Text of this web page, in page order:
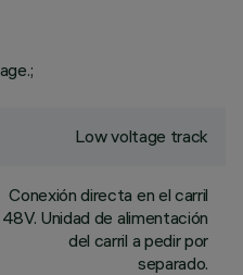
Low voltage track
Conexión directa en el carril
48V. Unidad de alimentación
del carril a pedir por
separado.